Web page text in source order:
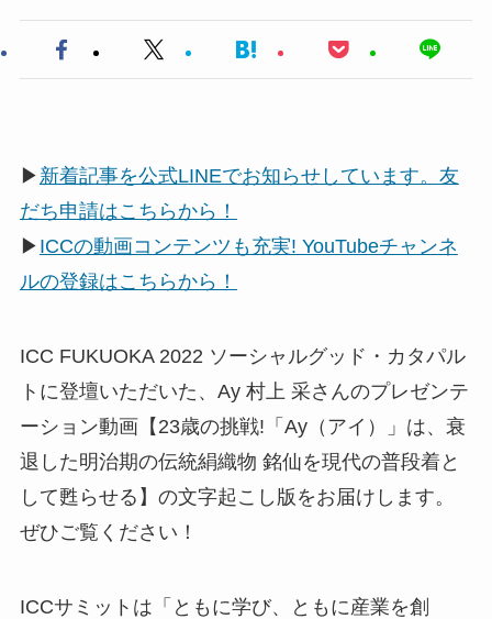
▶ 新着記事を公式LINEでお知らせしています。友
だち申請はこちらから！
▶ ICCの動画コンテンツも充実! YouTubeチャンネ
ルの登録はこちらから！
ICC FUKUOKA 2022 ソーシャルグッド・カタパル
トに登壇いただいた、Ay 村上 采さんのプレゼンテ
ーション動画【23歳の挑戦!「Ay（アイ）」は、衰
退した明治期の伝統絹織物 銘仙を現代の普段着と
して甦らせる】の文字起こし版をお届けします。
ぜひご覧ください！
ICCサミットは「ともに学び、ともに産業を創